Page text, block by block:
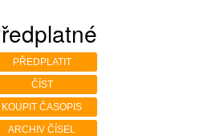
PŘEDPLATIT
ČÍST
KOUPIT ČASOPIS
ARCHIV ČÍSEL